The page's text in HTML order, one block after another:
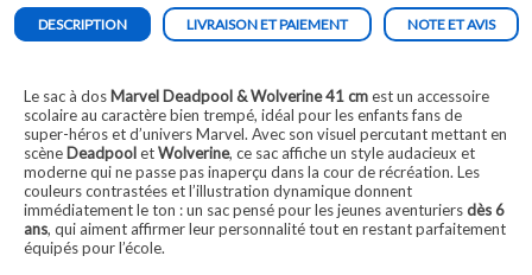
DESCRIPTION LIVRAISON ET PAIEMENT NOTE ET AVIS
Le sac à dos Marvel Deadpool & Wolverine 41 cmest un accessoire
scolaire au caractère bien trempé, idéal pour les enfants fans de
super-héros et d’univers Marvel. Avec son visuel percutant mettant en
scène DeadpooletWolverine, ce sac affiche un style audacieux et
moderne qui ne passe pas inaperçu dans la cour de récréation. Les
couleurs contrastées et l’illustration dynamique donnent
immédiatement le ton : un sac pensé pour les jeunes aventuriersdès 6
ans, qui aiment affirmer leur personnalité tout en restant parfaitement
équipés pour l’école.